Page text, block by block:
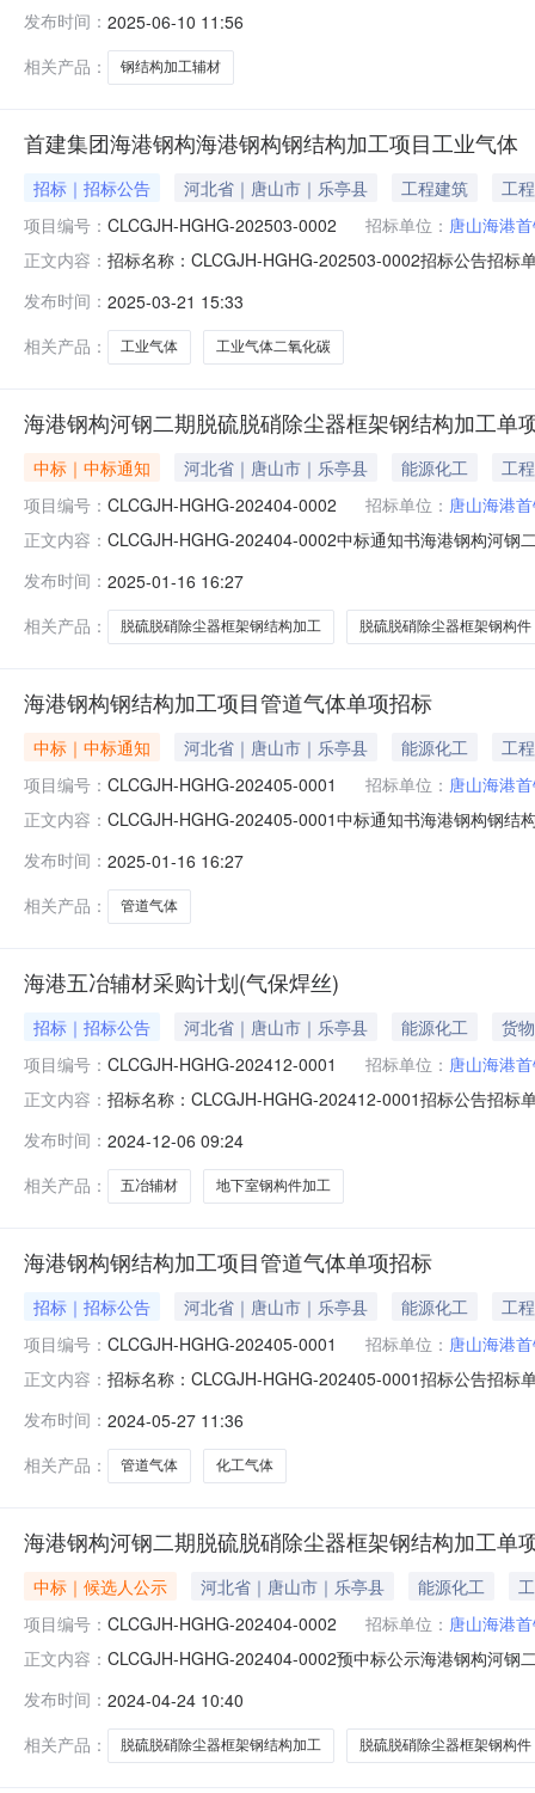
2025-06-1313:20:00公告日期：2024-06-12">联系人：
发布时间： 2025-06-10 11:56
相关产品：
钢结构加工辅材
首建集团海港钢构海港钢构钢结构加工项目工业气体
招标｜招标公告 河北省｜唐山市｜乐亭县 工程建筑
工程
项目编号： CLCGJH-HGHG-202503-0002 招标单位： 唐山海港
正文内容： 招标名称：CLCGJH-HGHG-202503-0002招标公告招标
点：二通招采中心开标方式：招投标双方线上视频开标
发布时间： 2025-03-21 15:33
相关产品：
工业气体 工业气体二氧化碳
海港钢构河钢二期脱硫脱硝除尘器框架钢结构加工单
中标｜中标通知 河北省｜唐山市｜乐亭县 能源化工
工程
项目编号： CLCGJH-HGHG-202404-0002 招标单位： 唐山海港
正文内容： CLCGJH-HGHG-202404-0002中标通知书海港钢构河钢
雨联系电话:18601028576
发布时间： 2025-01-16 16:27
相关产品：
脱硫脱硝除尘器框架钢结构加工 脱硫脱硝除尘器框架钢构件
海港钢构钢结构加工项目管道气体单项招标
中标｜中标通知 河北省｜唐山市｜乐亭县 能源化工
工程
项目编号： CLCGJH-HGHG-202405-0001 招标单位： 唐山海港
正文内容： CLCGJH-HGHG-202405-0001中标通知书海港钢构钢结
话:18601028576
发布时间： 2025-01-16 16:27
相关产品：
管道气体
海港五冶辅材采购计划(气保焊丝)
招标｜招标公告 河北省｜唐山市｜乐亭县 能源化工
货物
项目编号： CLCGJH-HGHG-202412-0001 招标单位： 唐山海港
正文内容： 招标名称：CLCGJH-HGHG-202412-0001招标公告招标
心开标方式：招投标双方线上视频开标建设地点：海港
发布时间： 2024-12-06 09:24
相关产品：
五冶辅材 地下室钢构件加工
海港钢构钢结构加工项目管道气体单项招标
招标｜招标公告 河北省｜唐山市｜乐亭县 能源化工
工程
项目编号： CLCGJH-HGHG-202405-0001 招标单位： 唐山海港
正文内容： 招标名称：CLCGJH-HGHG-202405-0001招标公告招标
标方式：招投标双方线上视频开标建设地点：唐山招标
发布时间： 2024-05-27 11:36
相关产品：
管道气体 化工气体
海港钢构河钢二期脱硫脱硝除尘器框架钢结构加工单
中标｜候选人公示 河北省｜唐山市｜乐亭县 能源化工
项目编号： CLCGJH-HGHG-202404-0002 招标单位： 唐山海港
正文内容： CLCGJH-HGHG-202404-0002预中标公示海港钢构河钢
设钢结构有限公司联系人:陈海雨联系电话:18601028576
发布时间： 2024-04-24 10:40
相关产品：
脱硫脱硝除尘器框架钢结构加工 脱硫脱硝除尘器框架钢构件